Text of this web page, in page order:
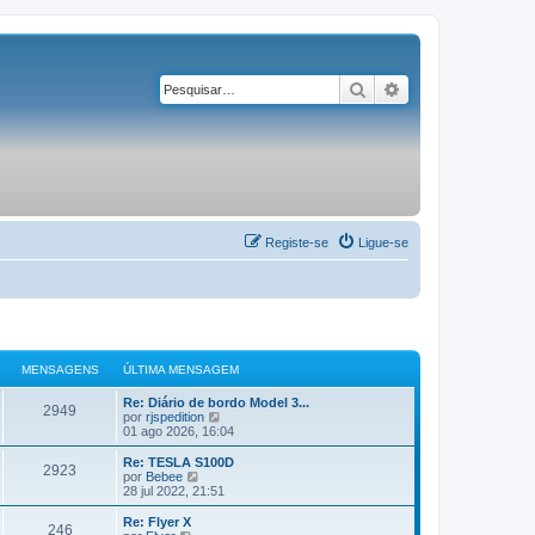
Pesquisar
Ligue-se
Registe-se
MENSAGENS ÚLTIMA MENSAGEM
2949
Re: Diário de bordo Model 3...
por rjspedition
e
j
a
ú
01 ago 2026, 16:04
2923
Re: TESLA S100D
por Bebee
e
j
28 jul 2022, 21:51
246
Re: Flyer X